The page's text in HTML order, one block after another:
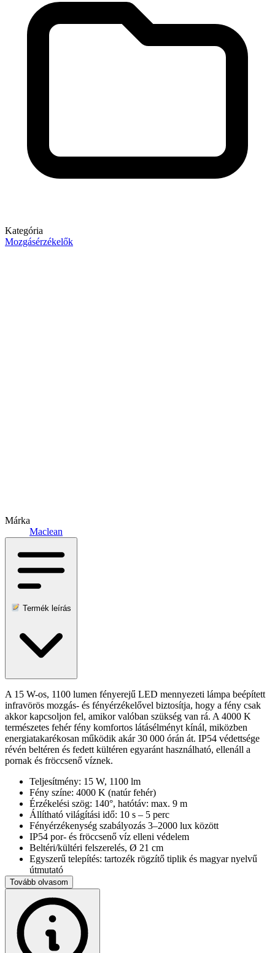
Kategória
Mozgásérzékelők
Márka
Maclean
Termék leírás
A 15 W-os, 1100 lumen fényerejű LED mennyezeti lámpa beépített
infravörös mozgás- és fényérzékelővel biztosítja, hogy a fény csak
akkor kapcsoljon fel, amikor valóban szükség van rá. A 4000 K
természetes fehér fény komfortos látásélményt kínál, miközben
energiatakarékosan működik akár 30 000 órán át. IP54 védettsége
révén beltéren és fedett kültéren egyaránt használható, ellenáll a
pornak és fröccsenő víznek.
Teljesítmény: 15 W, 1100 lm
Fény színe: 4000 K (natúr fehér)
Érzékelési szög: 140°, hatótáv: max. 9 m
Állítható világítási idő: 10 s – 5 perc
Fényérzékenység szabályozás 3–2000 lux között
IP54 por- és fröccsenő víz elleni védelem
Beltéri/kültéri felszerelés, Ø 21 cm
Egyszerű telepítés: tartozék rögzítő tiplik és magyar nyelvű
útmutató
Ideális folyosók, bejáratok, garázsok vagy teraszok automatikus,
energiatakarékos megvilágításához.
Tovább olvasom